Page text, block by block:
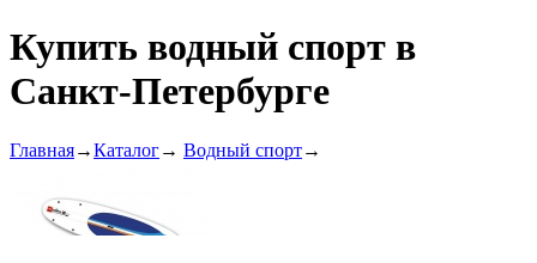
Купить водный спорт в
Санкт-Петербурге
Главная→Каталог→ Водный спорт→